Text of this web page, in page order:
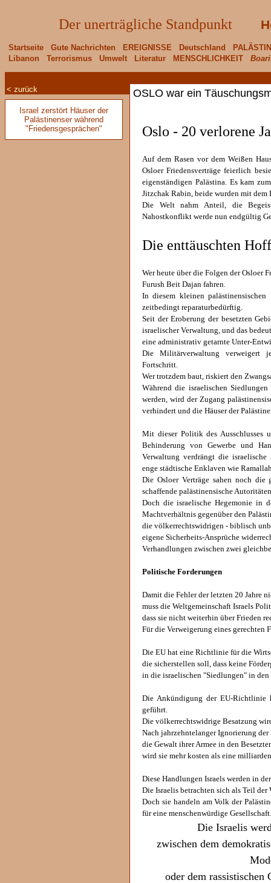
Der unerträgliche Standpunkt
Startseite Gute Nachrichten EREIGNISSE Deutschland
Libanon
Terrorismus Umwelt Literatur MENSCHLICHKEIT
< zurück
Israel zerstört Häuser der
Palästinenser während
"Friedensgesprächen"
OSLO war ein
Oslo - 20 verlorene
Auf dem Rasen vor dem Weißen
Osloer Friedensverträge feierlich
eigenständigen Palästina. Es kam
Jitzchak Rabin, beide wurden mit dem
Die Welt nahm Anteil, die
Nahostkonflikt werde nun endgültig
Die enttäuschten
Wer heute über die Folgen der Osloer
Furush Beit Dajan fahren.
In diesem kleinen
zeitbedingt reparaturbedürftig.
Seit der Eroberung der besetzten
israelischer Verwaltung, und das
eine administrativ getarnte Unter-
Die Militärverwaltung verweigert
Fortschritt.
Wer trotzdem baut, riskiert den
Während die israelischen
werden, wird der Zugang
verhindert und die Häuser der
Mit dieser Politik des Ausschlusses
Behinderung von Gewerbe und
Verwaltung verdrängt die
enge städtische Enklaven wie
Die Osloer Verträge sahen noch die
schaffende palästinensische
Doch die israelische Hegemonie in
Machtverhältnis gegenüber den
die völkerrechtswidrigen - biblisch
eigene Sicherheits-Ansprüche
Verhandlungen zwischen zwei
Politische Forderungen
Damit die Fehler der letzten 20 Jahre
muss die Weltgemeinschaft Israels
dass sie nicht weiterhin über Frieden
Für die Verweigerung eines gerechten
Die EU hat eine Richtlinie für die
die sicherstellen soll, dass keine
in die israelischen "Siedlungen" in den
Die Ankündigung der EU-Richtlinie
geführt.
Die völkerrechtswidrige Besatzung
Nach jahrzehntelanger Ignorierung
die Gewalt ihrer Armee in den
wird sie mehr kosten als eine
Diese Handlungen Israels werden in
Die Israelis betrachten sich als Teil der
Doch sie handeln am Volk der
für eine menschenwürdige Gesellschaft.
Die Israelis
zwischen dem
oder dem